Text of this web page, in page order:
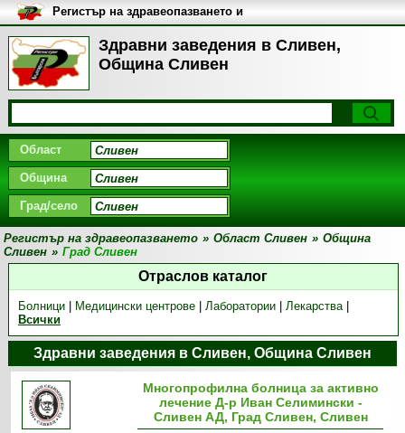
Здравни заведения в Сливен,
Община Сливен
Регистър на здравеопазването и
медицинските заведения в
България
Област
Община
Град/село
Регистър на здравеопазването » Област Сливен » Община
Сливен » Град Сливен
Отраслов каталог
Болници| Медицински центрове| Лаборатории| Лекарства|
Всички
Здравни заведения в Сливен, Община Сливен
Многопрофилна болница за активно
лечение Д-р Иван Селимински -
Сливен АД, Град Сливен, Сливен